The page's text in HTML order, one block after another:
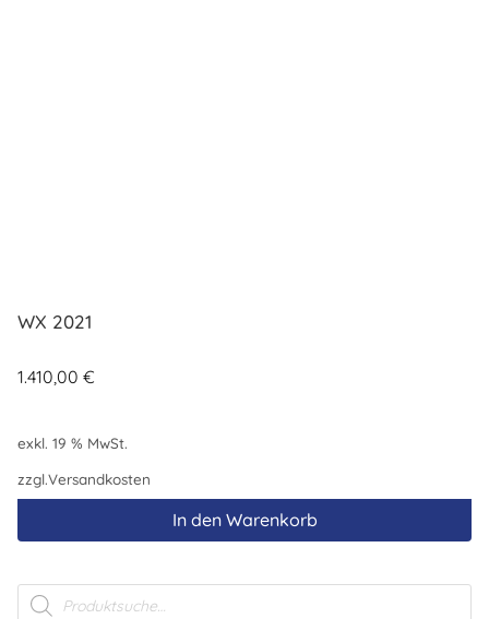
WX 2021
1.410,00 €
exkl. 19 % MwSt.
zzgl.Versandkosten
In den Warenkorb
Products
search